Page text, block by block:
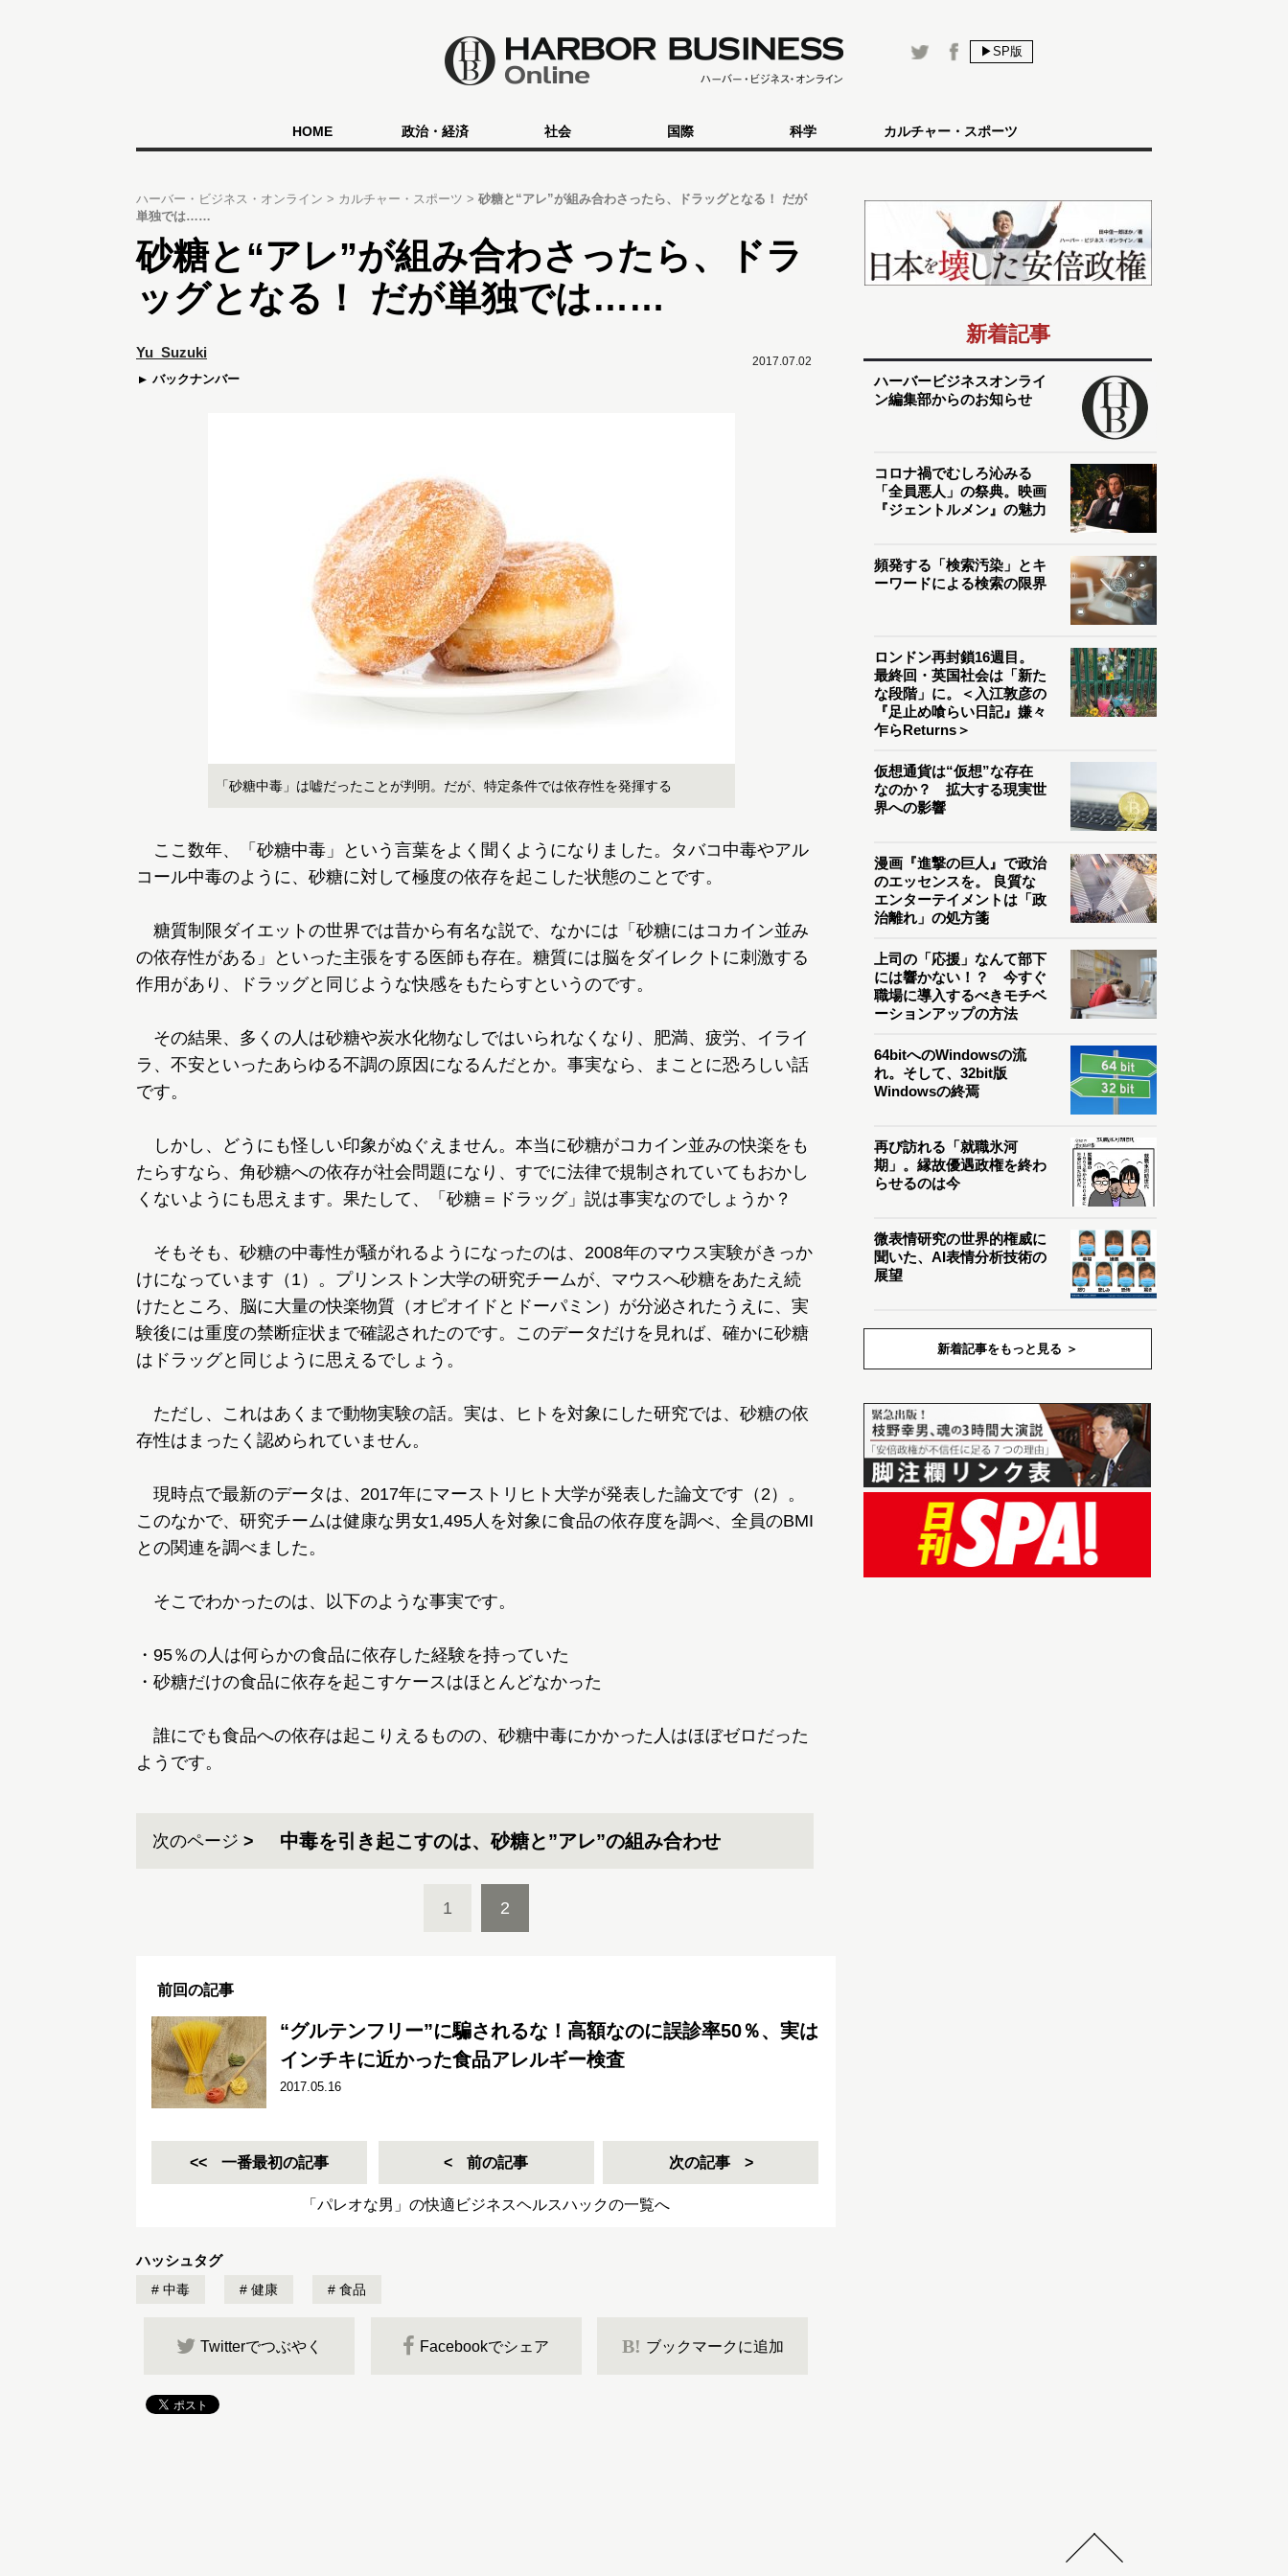
▶SP版
HOME 政治・経済 社会 国際 科学 カルチャー・スポーツ
ハーバー・ビジネス・オンライン カルチャー・スポーツ
砂糖と“アレ”が組み合わさったら、ドラッグとなる！ だが
単独では……
砂糖と“アレ”が組み合わさったら、ドラ
ッグとなる！ だが単独では……
2017.07.02
Yu_Suzuki
バックナンバー
「砂糖中毒」は嘘だったことが判明。だが、特定条件では依存性を発揮する
ここ数年、「砂糖中毒」という言葉をよく聞くようになりました。タバコ中毒やアル
コール中毒のように、砂糖に対して極度の依存を起こした状態のことです。
糖質制限ダイエットの世界では昔から有名な説で、なかには「砂糖にはコカイン並み
の依存性がある」といった主張をする医師も存在。糖質には脳をダイレクトに刺激する
作用があり、ドラッグと同じような快感をもたらすというのです。
その結果、多くの人は砂糖や炭水化物なしではいられなくなり、肥満、疲労、イライ
ラ、不安といったあらゆる不調の原因になるんだとか。事実なら、まことに恐ろしい話
です。
しかし、どうにも怪しい印象がぬぐえません。本当に砂糖がコカイン並みの快楽をも
たらすなら、角砂糖への依存が社会問題になり、すでに法律で規制されていてもおかし
くないようにも思えます。果たして、「砂糖＝ドラッグ」説は事実なのでしょうか？
そもそも、砂糖の中毒性が騒がれるようになったのは、2008年のマウス実験がきっか
けになっています（1）。プリンストン大学の研究チームが、マウスへ砂糖をあたえ続
けたところ、脳に大量の快楽物質（オピオイドとドーパミン）が分泌されたうえに、実
験後には重度の禁断症状まで確認されたのです。このデータだけを見れば、確かに砂糖
はドラッグと同じように思えるでしょう。
ただし、これはあくまで動物実験の話。実は、ヒトを対象にした研究では、砂糖の依
存性はまったく認められていません。
現時点で最新のデータは、2017年にマーストリヒト大学が発表した論文です（2）。
このなかで、研究チームは健康な男女1,495人を対象に食品の依存度を調べ、全員のBMI
との関連を調べました。
そこでわかったのは、以下のような事実です。
・95％の人は何らかの食品に依存した経験を持っていた
・砂糖だけの食品に依存を起こすケースはほとんどなかった
誰にでも食品への依存は起こりえるものの、砂糖中毒にかかった人はほぼゼロだった
ようです。
次のページ 中毒を引き起こすのは、砂糖と”アレ”の組み合わせ
1 2
前回の記事
“グルテンフリー”に騙されるな！高額なのに誤診率50％、実は
インチキに近かった食品アレルギー検査
2017.05.16
一番最初の記事 前の記事 次の記事
「パレオな男」の快適ビジネスヘルスハックの一覧へ
ハッシュタグ
中毒 健康 食品
Twitterでつぶやく Facebookでシェア B! ブックマークに追加
新着記事
ハーバービジネスオンライ
ン編集部からのお知らせ
コロナ禍でむしろ沁みる
「全員悪人」の祭典。映画
『ジェントルメン』の魅力
頻発する「検索汚染」とキ
ーワードによる検索の限界
ロンドン再封鎖16週目。
最終回・英国社会は「新た
な段階」に。＜入江敦彦の
『足止め喰らい日記』嫌々
乍らReturns＞
仮想通貨は“仮想”な存在
なのか？ 拡大する現実世
界への影響
漫画『進撃の巨人』で政治
のエッセンスを。 良質な
エンターテイメントは「政
治離れ」の処方箋
上司の「応援」なんて部下
には響かない！？ 今すぐ
職場に導入するべきモチベ
ーションアップの方法
64bitへのWindowsの流
れ。そして、32bit版
Windowsの終焉
再び訪れる「就職氷河
期」。縁故優遇政権を終わ
らせるのは今
微表情研究の世界的権威に
聞いた、AI表情分析技術の
展望
新着記事をもっと見る